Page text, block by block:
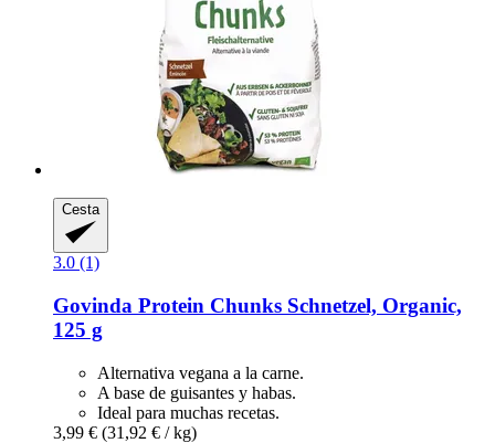
Cesta
3.0 (1)
Govinda Protein Chunks Schnetzel, Organic,
125 g
Alternativa vegana a la carne.
A base de guisantes y habas.
Ideal para muchas recetas.
3,99 € (31,92 € / kg)